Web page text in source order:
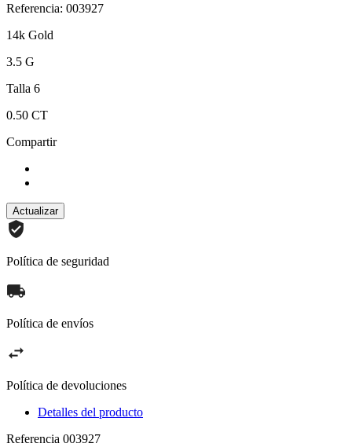
Referencia: 003927
14k Gold
3.5 G
Talla 6
0.50 CT
Compartir
Política de seguridad
Política de envíos
Política de devoluciones
Detalles del producto
Referencia 003927